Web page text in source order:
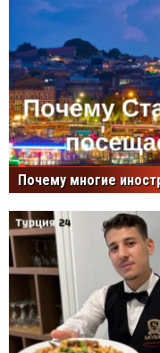
Почему многие